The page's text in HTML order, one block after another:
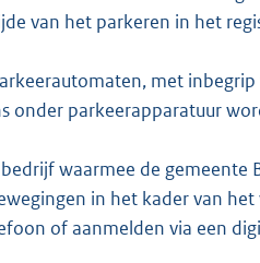
van het parkeren in het
met
onder parkeerapparatuur
waarmee de gemeente
in het kader van
of aanmelden via een